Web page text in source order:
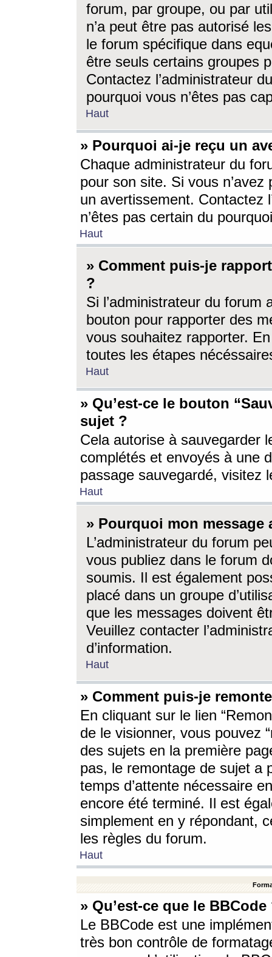
forum, par groupe, ou par
n’a peut être pas autorisé
le forum spécifique dans
être seuls certains groupes
Contactez l’administrateur
pourquoi vous n’êtes pas
Haut
» Pourquoi ai-je reçu un
Chaque administrateur du
pour son site. Si vous
un avertissement. Contactez
n’êtes pas certain du
Haut
» Comment puis-je
?
Si l’administrateur du forum
bouton pour rapporter des
vous souhaitez rapporter.
toutes les étapes
Haut
» Qu’est-ce le bouton
sujet ?
Cela autorise à sauvegarder
complétés et envoyés à une
passage sauvegardé, visitez
Haut
» Pourquoi mon message
L’administrateur du forum
vous publiez dans le forum
soumis. Il est également
placé dans un groupe
que les messages doivent
Veuillez contacter
d’information.
Haut
» Comment puis-je
En cliquant sur le lien
de le visionner, vous pouvez
des sujets en la première
pas, le remontage de sujet a
temps d’attente nécessaire
encore été terminé. Il est
simplement en y répondant,
les règles du forum.
Haut
» Qu’est-ce que le BBCode
Le BBCode est une
très bon contrôle de